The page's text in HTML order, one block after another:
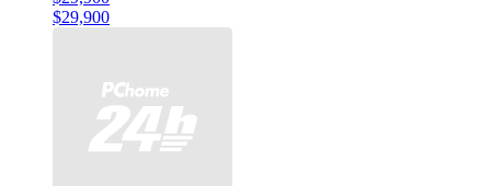
$29,900